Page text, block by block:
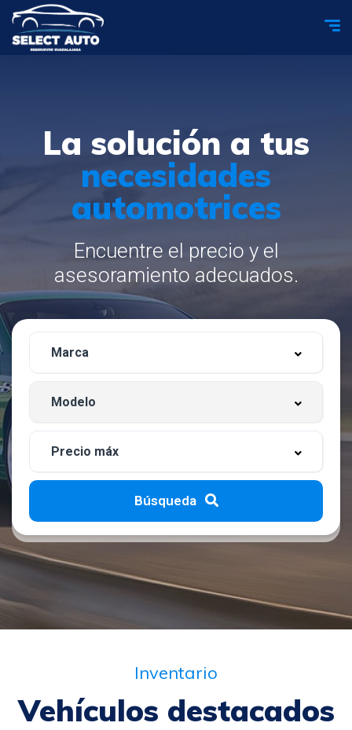
La solución a tus
necesidades
automotrices
Encuentre el precio y el
asesoramiento adecuados.
Búsqueda
Inventario
Vehículos destacados